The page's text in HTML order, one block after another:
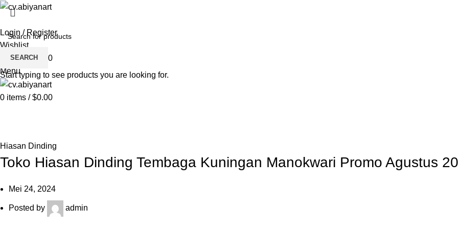
Login / Register
Wishlist
items / $0.00
Menu
0 items / $0.00
Hiasan Dinding
Toko Hiasan Dinding Tembaga Kuningan Manokwari Promo Agustus
Mei 24, 2024
Posted by admin
SEARCH
Start typing to see products you are looking for.